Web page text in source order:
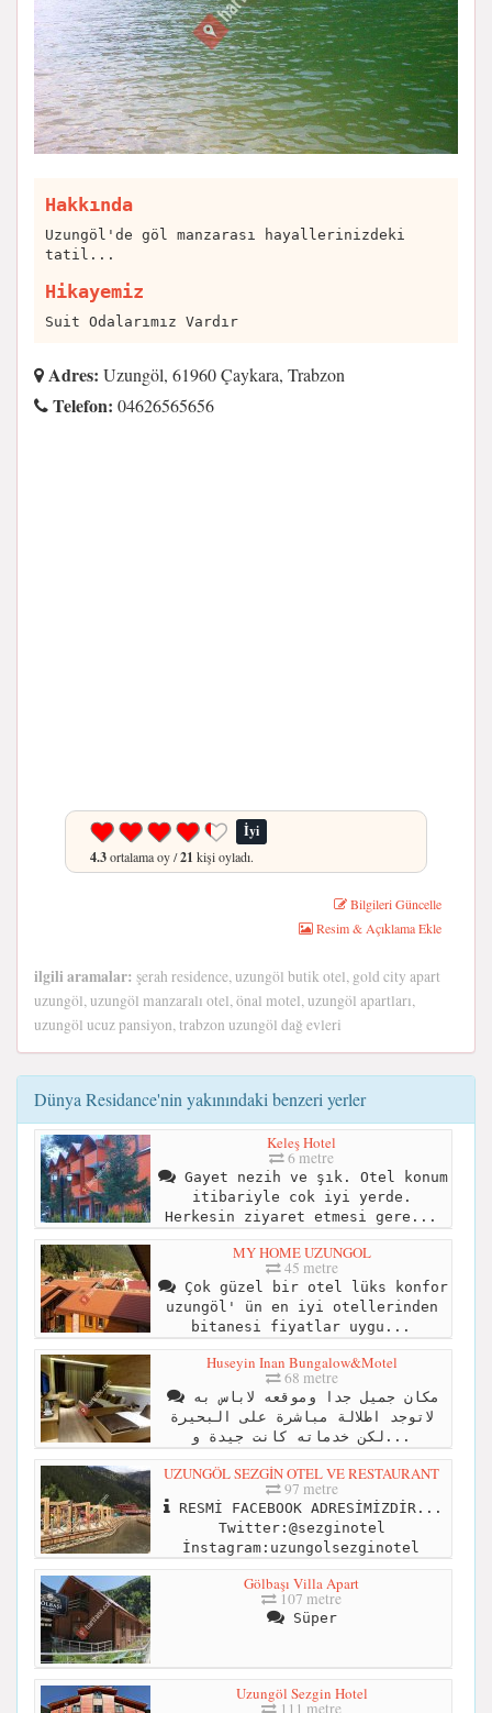
Hakkında
Uzungöl'de göl manzarası hayallerinizdeki
tatil...
Hikayemiz
Suit Odalarımız Vardır
Adres: Uzungöl, 61960 Çaykara, Trabzon
Telefon: 04626565656
İyi
4.3ortalama oy /21 kişi oyladı.
Bilgileri Güncelle
Resim & Açıklama Ekle
ilgili aramalar: şerah residence, uzungöl butik otel, gold city apart
uzungöl, uzungöl manzaralı otel, önal motel, uzungöl apartları,
uzungöl ucuz pansiyon, trabzon uzungöl dağ evleri
Dünya Residance'nin yakınındaki benzeri yerler
Keleş Hotel
6 metre
Gayet nezih ve şık. Otel konum
itibariyle cok iyi yerde.
Herkesin ziyaret etmesi gere...
MY HOME UZUNGOL
45 metre
Çok güzel bir otel lüks konfor
uzungöl' ün en iyi otellerinden
bitanesi fiyatlar uygu...
Huseyin Inan Bungalow&Motel
68 metre
مكان جميل جدا وموقعه لاباس به
لاتوجد اطلالة مباشرة على البحيرة
لكن خدماته كانت جيدة و...
UZUNGÖL SEZGİN OTEL VE RESTAURANT
97 metre
RESMİ FACEBOOK ADRESİMİZDİR...
Twitter:@sezginotel
İnstagram:uzungolsezginotel
Gölbaşı Villa Apart
107 metre
Süper
Uzungöl Sezgin Hotel
111 metre